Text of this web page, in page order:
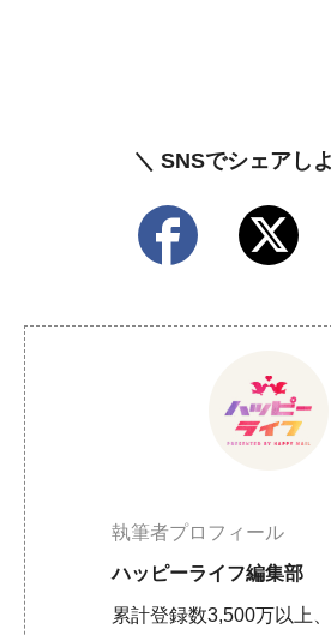
＼ SNSでシェアし
執筆者プロフィール
ハッピーライフ編集部
累計登録数3,500万以上